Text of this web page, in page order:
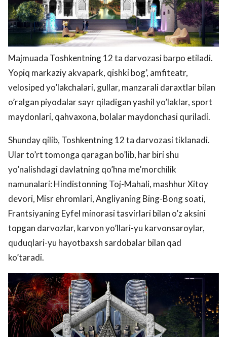
Majmuada Toshkentning 12 ta darvozasi barpo etiladi.
Yopiq markaziy akvapark, qishki bog’, amfiteatr,
velosiped yo’lakchalari, gullar, manzarali daraxtlar bilan
o’ralgan piyodalar sayr qiladigan yashil yo’laklar, sport
maydonlari, qahvaxona, bolalar maydonchasi quriladi.
Shunday qilib, Toshkentning 12 ta darvozasi tiklanadi.
Ular to’rt tomonga qaragan bo’lib, har biri shu
yo’nalishdagi davlatning qo’hna me’morchilik
namunalari: Hindistonning Toj-Mahali, mashhur Xitoy
devori, Misr ehromlari, Angliyaning Bing-Bong soati,
Frantsiyaning Eyfel minorasi tasvirlari bilan o’z aksini
topgan darvozlar, karvon yo’llari-yu karvonsaroylar,
quduqlari-yu hayotbaxsh sardobalar bilan qad
ko’taradi.